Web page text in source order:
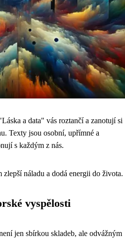
a data" vás roztančí a zanotují si
Texty jsou osobní, upřímné a
s každým z nás.
náladu a dodá energii do života.
vyspělosti
jen sbírkou skladeb, ale odvážným